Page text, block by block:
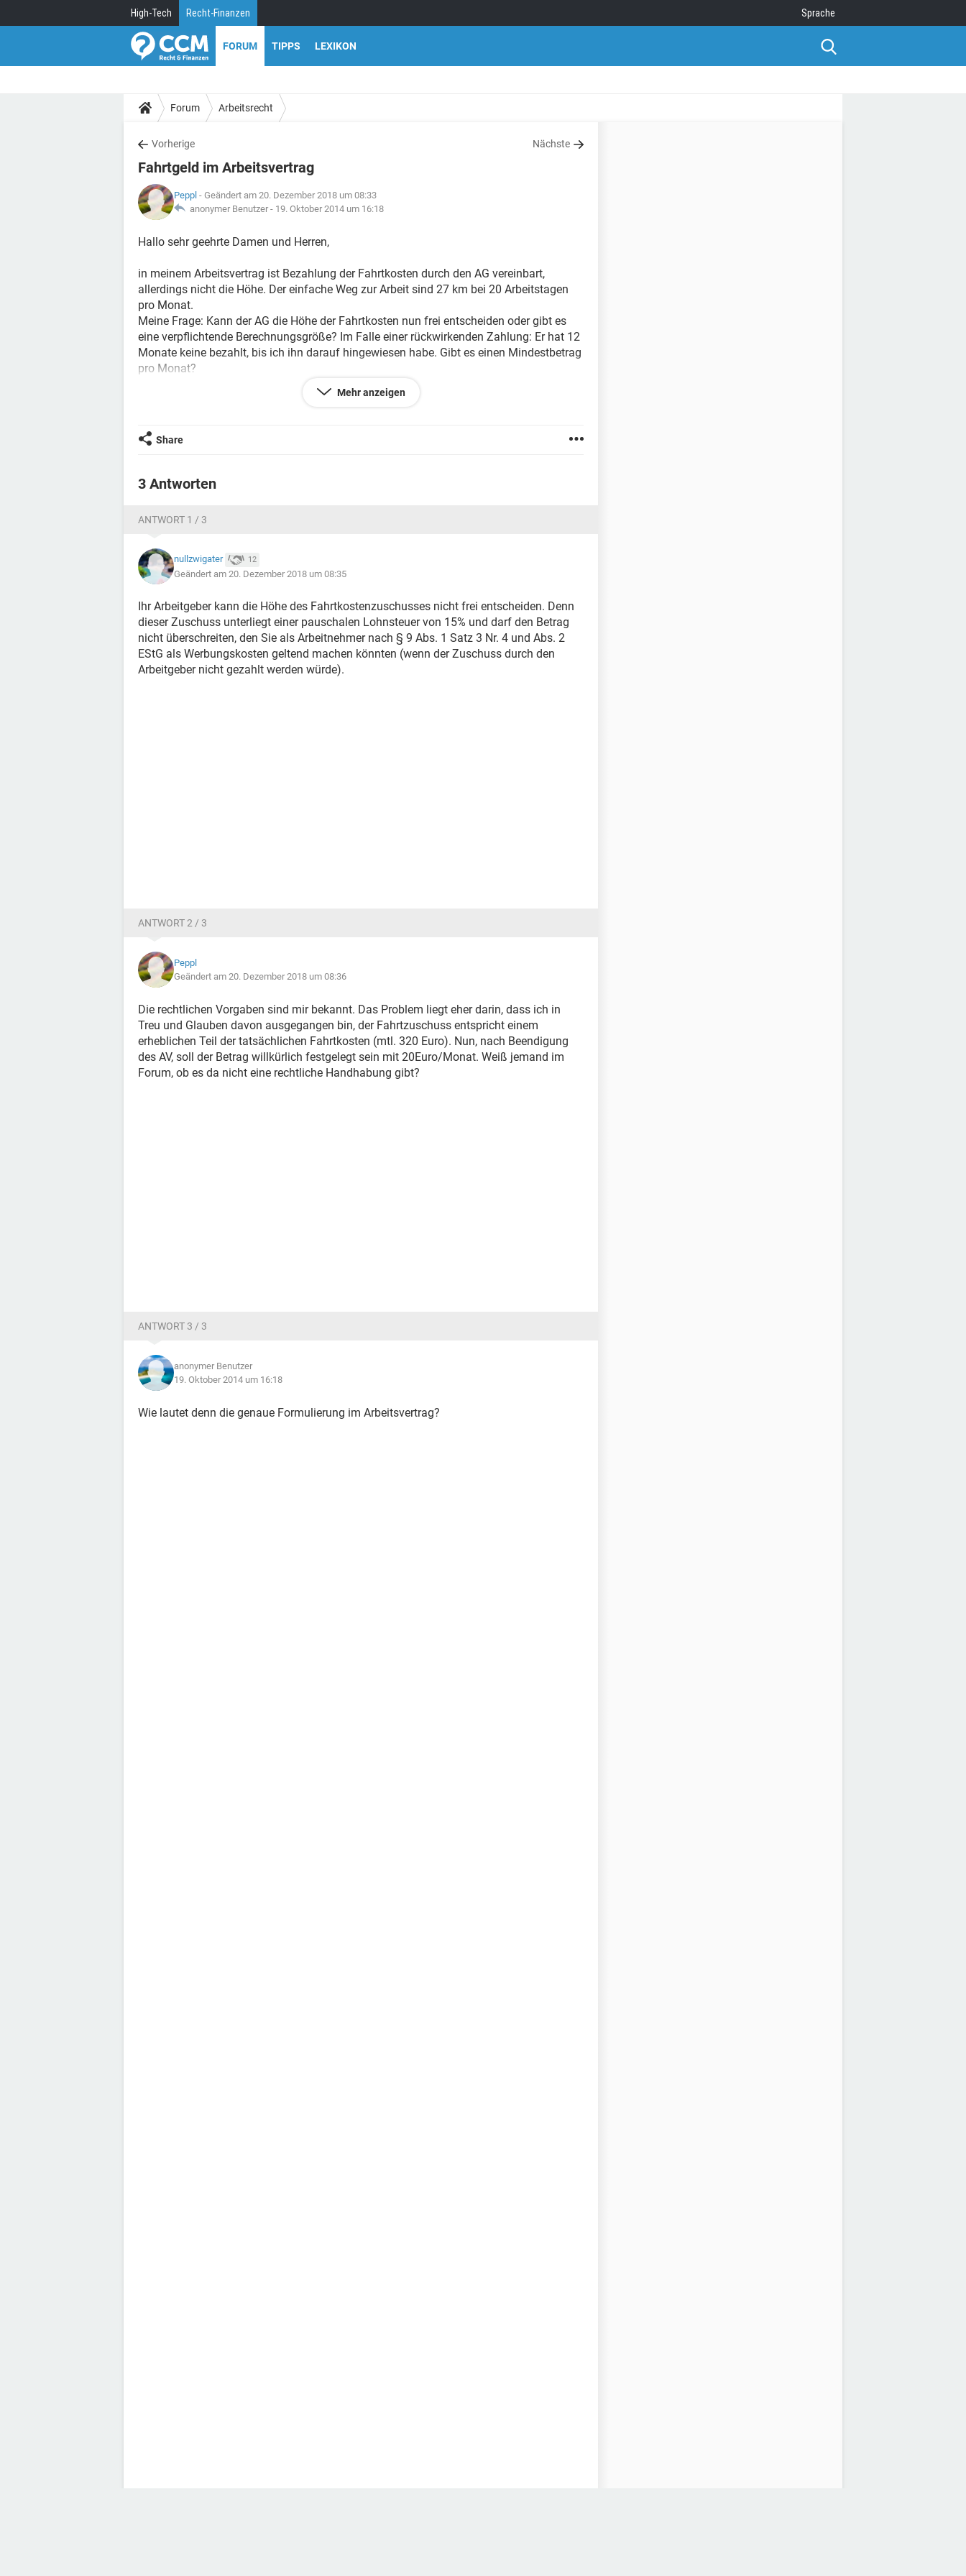
High-Tech Recht-Finanzen Sprache
FORUM TIPPS LEXIKON
Forum Arbeitsrecht
Vorherige Nächste
Fahrtgeld im Arbeitsvertrag
Peppl - Geändert am 20. Dezember 2018 um 08:33
anonymer Benutzer - 19. Oktober 2014 um 16:18
Hallo sehr geehrte Damen und Herren,
in meinem Arbeitsvertrag ist Bezahlung der Fahrtkosten durch den AG vereinbart,
allerdings nicht die Höhe. Der einfache Weg zur Arbeit sind 27 km bei 20 Arbeitstagen
pro Monat.
Meine Frage: Kann der AG die Höhe der Fahrtkosten nun frei entscheiden oder gibt es
eine verpflichtende Berechnungsgröße? Im Falle einer rückwirkenden Zahlung: Er hat 12
Monate keine bezahlt, bis ich ihn darauf hingewiesen habe. Gibt es einen Mindestbetrag
pro Monat?
Vielen Dank für die Antworten und Ihre Bemühungen!
Peppl
Mehr anzeigen
Share
3 Antworten
ANTWORT 1 / 3
nullzwigater 12
Geändert am 20. Dezember 2018 um 08:35
Ihr Arbeitgeber kann die Höhe des Fahrtkostenzuschusses nicht frei entscheiden. Denn
dieser Zuschuss unterliegt einer pauschalen Lohnsteuer von 15% und darf den Betrag
nicht überschreiten, den Sie als Arbeitnehmer nach § 9 Abs. 1 Satz 3 Nr. 4 und Abs. 2
EStG als Werbungskosten geltend machen könnten (wenn der Zuschuss durch den
Arbeitgeber nicht gezahlt werden würde).
ANTWORT 2 / 3
Peppl
Geändert am 20. Dezember 2018 um 08:36
Die rechtlichen Vorgaben sind mir bekannt. Das Problem liegt eher darin, dass ich in
Treu und Glauben davon ausgegangen bin, der Fahrtzuschuss entspricht einem
erheblichen Teil der tatsächlichen Fahrtkosten (mtl. 320 Euro). Nun, nach Beendigung
des AV, soll der Betrag willkürlich festgelegt sein mit 20Euro/Monat. Weiß jemand im
Forum, ob es da nicht eine rechtliche Handhabung gibt?
ANTWORT 3 / 3
anonymer Benutzer
19. Oktober 2014 um 16:18
Wie lautet denn die genaue Formulierung im Arbeitsvertrag?